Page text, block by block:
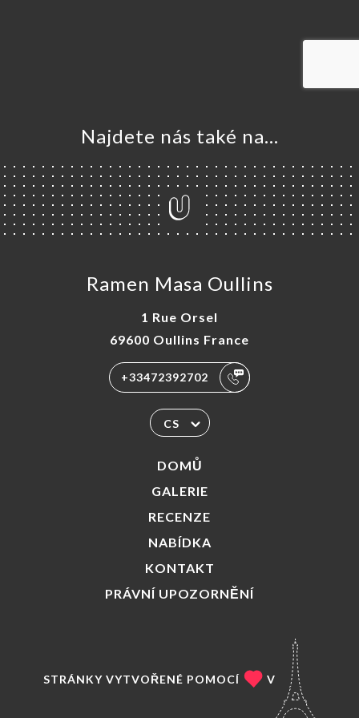
Najdete nás také na...
Ramen Masa Oullins
1 Rue Orsel
69600 Oullins France
+33472392702
CS
DOMŮ
GALERIE
RECENZE
NABÍDKA
KONTAKT
PRÁVNÍ UPOZORNĚNÍ
STRÁNKY VYTVOŘENÉ POMOCÍ V